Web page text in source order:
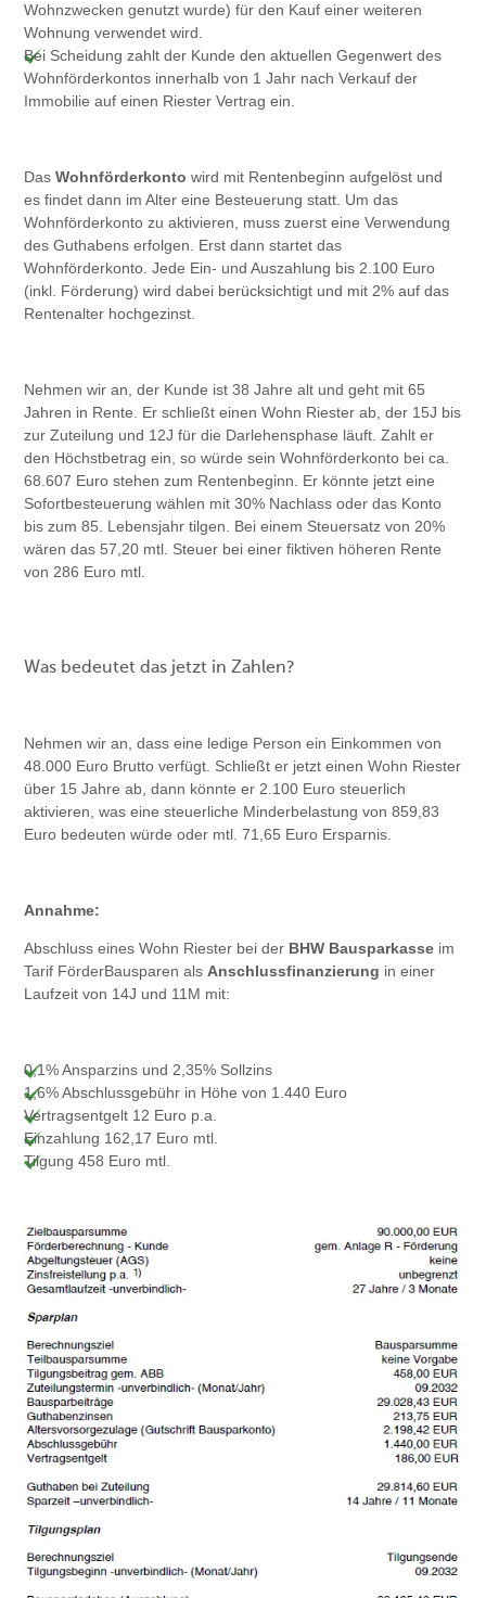
Wohnzwecken genutzt wurde) für den Kauf einer weiteren
Wohnung verwendet wird.
Bei Scheidung zahlt der Kunde den aktuellen Gegenwert des
Wohnförderkontos innerhalb von 1 Jahr nach Verkauf der
Immobilie auf einen Riester Vertrag ein.
DasWohnförderkonto wird mit Rentenbeginn aufgelöst und
es findet dann im Alter eine Besteuerung statt. Um das
Wohnförderkonto zu aktivieren, muss zuerst eine Verwendung
des Guthabens erfolgen. Erst dann startet das
Wohnförderkonto. Jede Ein- und Auszahlung bis 2.100 Euro
(inkl. Förderung) wird dabei berücksichtigt und mit 2% auf das
Rentenalter hochgezinst.
Nehmen wir an, der Kunde ist 38 Jahre alt und geht mit 65
Jahren in Rente. Er schließt einen Wohn Riester ab, der 15J bis
zur Zuteilung und 12J für die Darlehensphase läuft. Zahlt er
den Höchstbetrag ein, so würde sein Wohnförderkonto bei ca.
68.607 Euro stehen zum Rentenbeginn. Er könnte jetzt eine
Sofortbesteuerung wählen mit 30% Nachlass oder das Konto
bis zum 85. Lebensjahr tilgen. Bei einem Steuersatz von 20%
wären das 57,20 mtl. Steuer bei einer fiktiven höheren Rente
von 286 Euro mtl.
Was bedeutet das jetzt in Zahlen?
Nehmen wir an, dass eine ledige Person ein Einkommen von
48.000 Euro Brutto verfügt. Schließt er jetzt einen Wohn Riester
über 15 Jahre ab, dann könnte er 2.100 Euro steuerlich
aktivieren, was eine steuerliche Minderbelastung von 859,83
Euro bedeuten würde oder mtl. 71,65 Euro Ersparnis.
Annahme:
Abschluss eines Wohn Riester bei der BHW Bausparkasse im
Tarif FörderBausparen alsAnschlussfinanzierung in einer
Laufzeit von 14J und 11M mit:
0,1% Ansparzins und 2,35% Sollzins
1,6% Abschlussgebühr in Höhe von 1.440 Euro
Vertragsentgelt 12 Euro p.a.
Einzahlung 162,17 Euro mtl.
Tilgung 458 Euro mtl.